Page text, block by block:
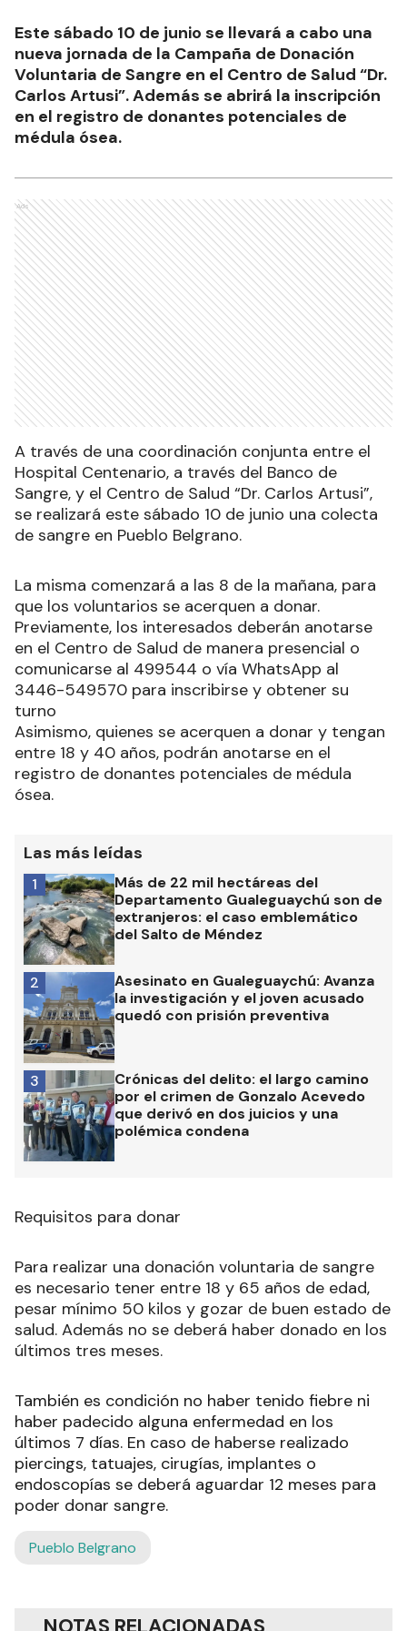
Este sábado 10 de junio se llevará a cabo una
nueva jornada de la Campaña de Donación
Voluntaria de Sangre en el Centro de Salud “Dr.
Carlos Artusi”. Además se abrirá la inscripción
en el registro de donantes potenciales de
médula ósea.
Ads
A través de una coordinación conjunta entre el
Hospital Centenario, a través del Banco de
Sangre, y el Centro de Salud “Dr. Carlos Artusi”,
se realizará este sábado 10 de junio una colecta
de sangre en Pueblo Belgrano.
La misma comenzará a las 8 de la mañana, para
que los voluntarios se acerquen a donar.
Previamente, los interesados deberán anotarse
en el Centro de Salud de manera presencial o
comunicarse al 499544 o vía WhatsApp al
3446-549570 para inscribirse y obtener su
turno
Asimismo, quienes se acerquen a donar y tengan
entre 18 y 40 años, podrán anotarse en el
registro de donantes potenciales de médula
ósea.
Las más leídas
Más de 22 mil hectáreas del
Departamento Gualeguaychú son de
extranjeros: el caso emblemático
del Salto de Méndez
1
Asesinato en Gualeguaychú: Avanza
la investigación y el joven acusado
quedó con prisión preventiva
2
Crónicas del delito: el largo camino
por el crimen de Gonzalo Acevedo
que derivó en dos juicios y una
polémica condena
3
Requisitos para donar
Para realizar una donación voluntaria de sangre
es necesario tener entre 18 y 65 años de edad,
pesar mínimo 50 kilos y gozar de buen estado de
salud. Además no se deberá haber donado en los
últimos tres meses.
También es condición no haber tenido fiebre ni
haber padecido alguna enfermedad en los
últimos 7 días. En caso de haberse realizado
piercings, tatuajes, cirugías, implantes o
endoscopías se deberá aguardar 12 meses para
poder donar sangre.
Pueblo Belgrano
NOTAS RELACIONADAS